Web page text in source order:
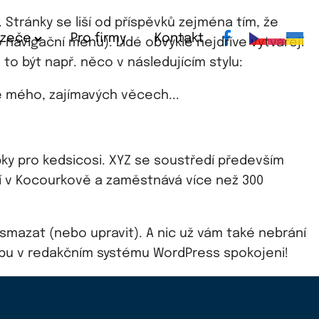
Pro firmy Kontakt
se liší od příspěvků zejména tím, že
menu). Lidé obvykle nejdříve vytvářejí
to být např. něco v následujícím stylu:
mého, zajímavých věcech...
pro kedsicosi. XYZ se soustředí především
Kocourkově a zaměstnává více než 300
(nebo upravit). A nic už vám také nebrání
v redakčním systému WordPress spokojeni!